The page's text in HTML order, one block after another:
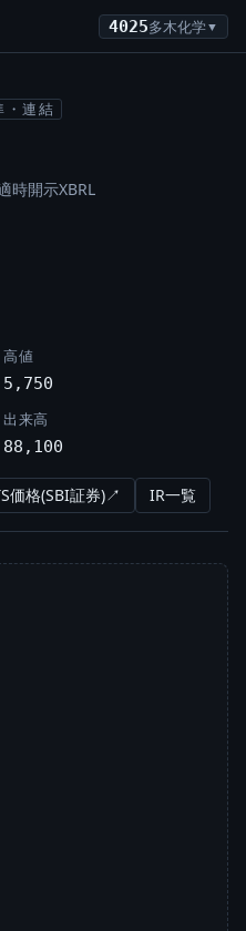
4025多木化学▼
・連結
時開示XBRL
高値
5,750
出来高
88,100
価格(SBI証券)↗ IR一覧